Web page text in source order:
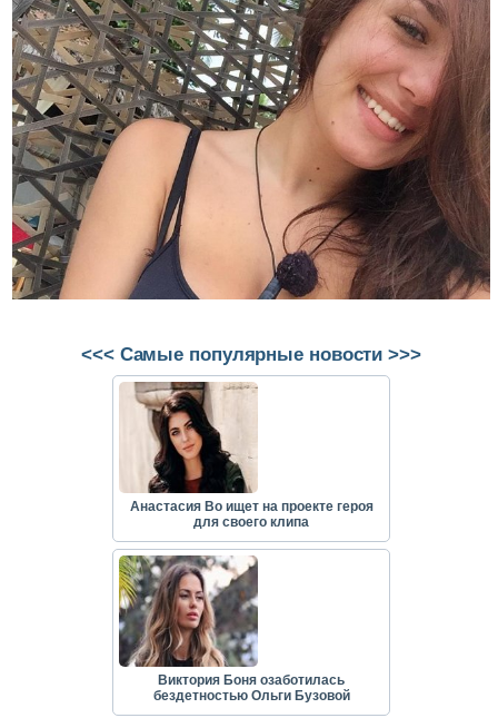
<<< Самые популярные новости >>>
Анастасия Во ищет на проекте героя
для своего клипа
Виктория Боня озаботилась
бездетностью Ольги Бузовой